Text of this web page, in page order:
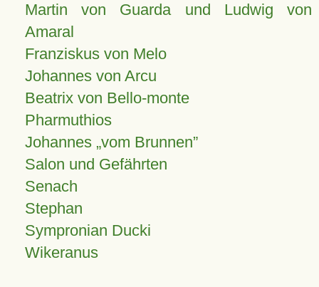
Martin von Guarda und Ludwig von
Amaral
Franziskus von Melo
Johannes von Arcu
Beatrix von Bello-monte
Pharmuthios
Johannes vom Brunnen
Salon und Gefährten
Senach
Stephan
Sympronian Ducki
Wikeranus